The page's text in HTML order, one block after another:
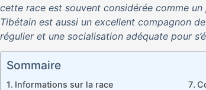
cette race est souvent considérée comme
Tibétain est aussi un excellent compagnon
régulier et une socialisation adéquate pour
Sommaire
Informations sur la race